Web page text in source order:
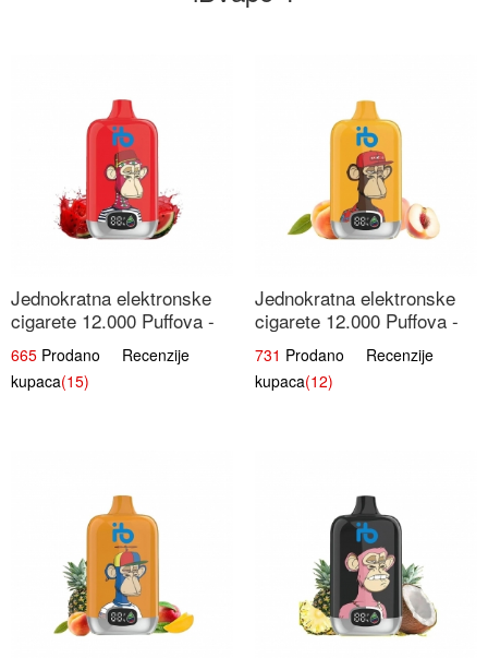
Jednokratna elektronske
cigarete 12.000 Puffova -
Lubenica Sladoled | Ljetna
Desertna Aroma
665 Prodano Recenzije
kupaca(15)
Jednokratna elektronske
cigarete 12.000 Puffova -
Breskva i Voćni Sok |
Osježavajuća Voćna
Mješavina
731 Prodano Recenzije
kupaca(12)